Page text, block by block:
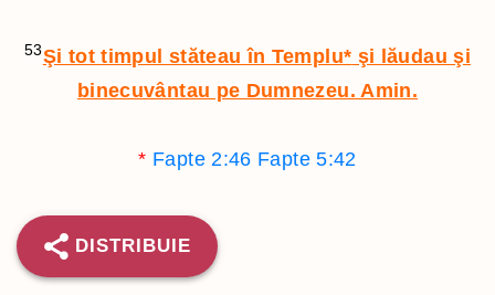
53Şi tot timpul stăteau în Templu* şi lăudau şi
binecuvântau pe Dumnezeu. Amin.
* Fapte 2:46 Fapte 5:42
DISTRIBUIE